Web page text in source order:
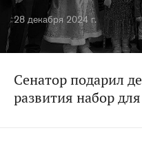
28 декабря 2024 г.
Сенатор подарил
развития набор